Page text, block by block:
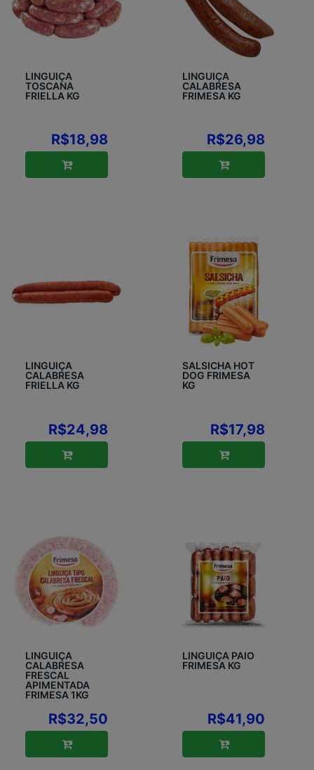
LINGUIÇA
TOSCANA
FRIELLA KG
R$18,98
LINGUIÇA
CALABRESA
FRIMESA KG
R$26,98
LINGUIÇA
CALABRESA
FRIELLA KG
R$24,98
SALSICHA HOT
DOG FRIMESA
KG
R$17,98
LINGUIÇA
CALABRESA
FRESCAL
APIMENTADA
FRIMESA 1KG
R$32,50
LINGUIÇA PAIO
FRIMESA KG
R$41,90